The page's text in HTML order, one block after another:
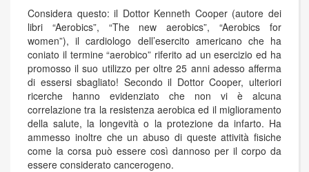
Considera questo: il Dottor Kenneth Cooper (autore dei
libri “Aerobics”, “The new aerobics”, “Aerobics for
women”), il cardiologo dell’esercito americano che ha
coniato il termine “aerobico” riferito ad un esercizio ed ha
promosso il suo utilizzo per oltre 25 anni adesso afferma
di essersi sbagliato! Secondo il Dottor Cooper, ulteriori
ricerche hanno evidenziato che non vi è alcuna
correlazione tra la resistenza aerobica ed il miglioramento
della salute, la longevità o la protezione da infarto. Ha
ammesso inoltre che un abuso di queste attività fisiche
come la corsa può essere così dannoso per il corpo da
essere considerato cancerogeno.